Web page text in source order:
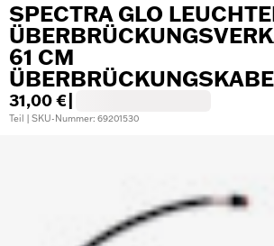
SPECTRA GLO
61 CM
31,00 €
Teil | SKU-Nummer: 69201530